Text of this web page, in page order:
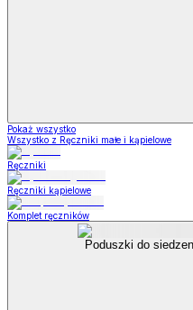
Pokaż wszystko
Wszystko z Ręczniki małe i kąpielowe
Ręczniki
Ręczniki kąpielowe
Komplet ręczników
Poduszki do